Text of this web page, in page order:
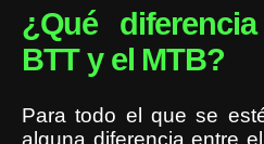
¿Qué
BTT y el MTB?
Para todo el que se
alguna diferencia entre